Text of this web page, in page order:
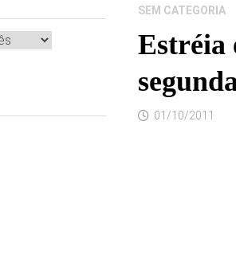
SEM CATEGORIA
Estréia
01/10/2011